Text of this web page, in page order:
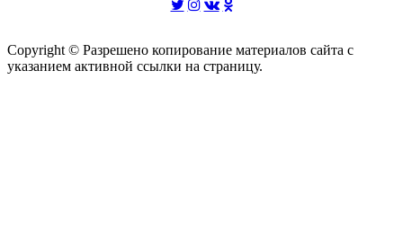
Copyright © Разрешено копирование материалов сайта с
указанием активной ссылки на страницу.